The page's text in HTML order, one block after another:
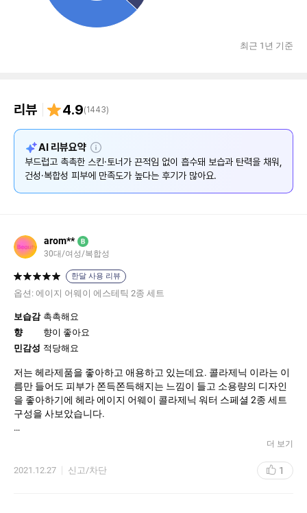
최근 1년 기준
리뷰 4.9(1443)
AI 리뷰요약 설
명
부드럽고 촉촉한 스킨·토너가 끈적임 없이 흡수돼 보습과 탄력을 채워,
건성·복합성 피부에 만족도가 높다는 후기가 많아요.
arom** B
30대/여성/복합성
한달 사용 리뷰
옵션: 에이지 어웨이 에스테틱 2종 세트
보습감 촉촉해요
향
향이 좋아요
민감성 적당해요
저는 헤라제품을 좋아하고 애용하고 있는데요. 콜라제닉 이라는 이
름만 들어도 피부가 쫀득쫀득해지는 느낌이 들고 소용량의 디자인
을 좋아하기에 헤라 에이지 어웨이 콜라제닉 워터 스페셜 2종 세트
구성을 사보았습니다.
우선 워터는 피부에 바르는 순간 촉촉하게 피부를 감싸는 느낌이었
에멸젼은 피부에 부드럽게 흡수되어 풍부한 영양을 줌으로써 피부
더 보기
2021.12.27 신고/차단 1